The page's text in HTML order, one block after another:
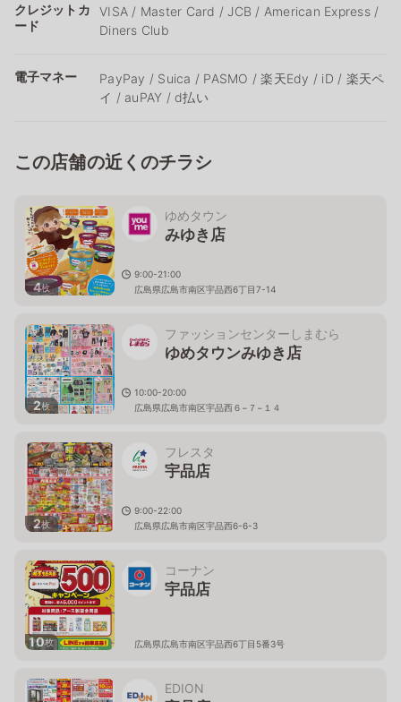
クレジットカ
ード
VISA / Master Card / JCB / American Express /
Diners Club
電子マネー
PayPay / Suica / PASMO / 楽天Edy / iD / 楽天ペ
イ / auPAY / d払い
この店舗の近くのチラシ
4枚
ゆめタウン
みゆき店
9:00-21:00
広島県広島市南区宇品西6丁目7-14
2枚
ファッションセンターしまむら
ゆめタウンみゆき店
10:00-20:00
広島県広島市南区宇品西６−７−１４
2枚
フレスタ
宇品店
9:00-22:00
広島県広島市南区宇品西6-6-3
10枚
コーナン
宇品店
広島県広島市南区宇品西6丁目5番3号
EDION